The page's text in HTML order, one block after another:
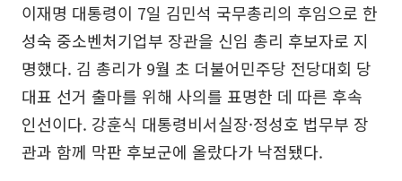
이재명 대통령이 7일 김민석 국무총리의 후임으로 한
성숙 중소벤처기업부 장관을 신임 총리 후보자로 지
명했다. 김 총리가 9월 초 더불어민주당 전당대회 당
대표 선거 출마를 위해 사의를 표명한 데 따른 후속
인선이다. 강훈식 대통령비서실장·정성호 법무부 장
관과 함께 막판 후보군에 올랐다가 낙점됐다.